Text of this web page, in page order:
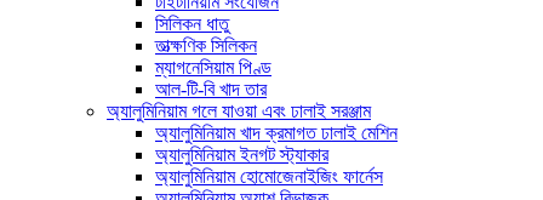
সিলিকন ধাতু
তাত্ক্ষণিক সিলিকন
ম্যাগনেসিয়াম পিণ্ড
আল-টি-বি খাদ তার
অ্যালুমিনিয়াম গলে যাওয়া এবং ঢালাই সরঞ্জাম
অ্যালুমিনিয়াম খাদ ক্রমাগত ঢালাই মেশিন
অ্যালুমিনিয়াম ইনগট স্ট্যাকার
অ্যালুমিনিয়াম হোমোজেনাইজিং ফার্নেস